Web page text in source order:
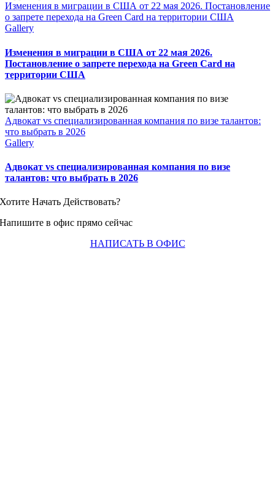
Изменения в миграции в США от 22 мая 2026. Постановление
о запрете перехода на Green Card на территории США
Gallery
Изменения в миграции в США от 22 мая 2026.
Постановление о запрете перехода на Green Card на
территории США
Адвокат vs специализированная компания по визе талантов:
что выбрать в 2026
Gallery
Адвокат vs специализированная компания по визе
талантов: что выбрать в 2026
Хотите Начать Действовать?
Напишите в офис прямо сейчас
НАПИСАТЬ В ОФИС